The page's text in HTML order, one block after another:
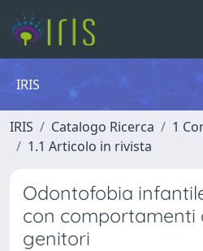
IRIS
IRIS Catalogo Ricerca
1
1.1 Articolo in rivista
Odontofobia
con comportamenti
genitori